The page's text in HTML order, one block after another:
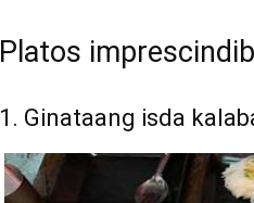
Platos
1. Ginataang isda